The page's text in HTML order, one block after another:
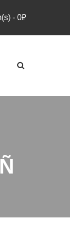
- 0₽